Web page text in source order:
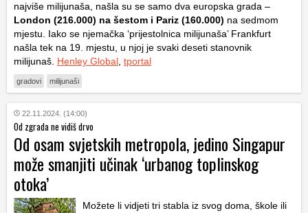
najviše milijunaša, našla su se samo dva europska grada –
London (216.000) na šestom i Pariz (160.000) na sedmom
mjestu. Iako se njemačka ‘prijestolnica milijunaša’ Frankfurt
našla tek na 19. mjestu, u njoj je svaki deseti stanovnik
milijunaš. Henley Global, tportal
gradovi milijunaši
22.11.2024. (14:00)
Od zgrada ne vidiš drvo
Od osam svjetskih metropola, jedino Singapur
može smanjiti učinak ‘urbanog toplinskog
otoka’
Možete li vidjeti tri stabla iz svog doma, škole ili